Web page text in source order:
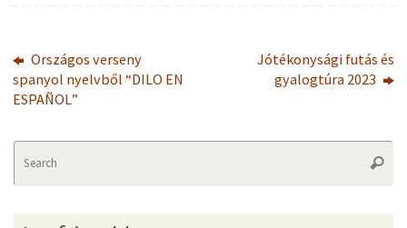
Országos verseny
spanyol nyelvből “DILO EN
ESPAÑOL”
Jótékonysági futás és
gyalogtúra 2023